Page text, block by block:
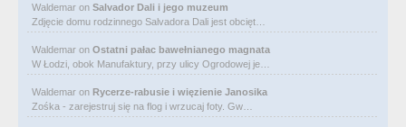
Waldemar on Salvador Dali i jego muzeum
Zdjęcie domu rodzinnego Salvadora Dali jest obcięt…
Waldemar on Ostatni pałac bawełnianego magnata
W Łodzi, obok Manufaktury, przy ulicy Ogrodowej je…
Waldemar on Rycerze-rabusie i więzienie Janosika
Zośka - zarejestruj się na flog i wrzucaj foty. Gw…